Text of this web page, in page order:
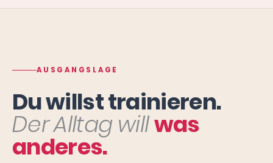
AUSGANGSLAGE
Du willst trainieren.
Der Alltag willwas
anderes.